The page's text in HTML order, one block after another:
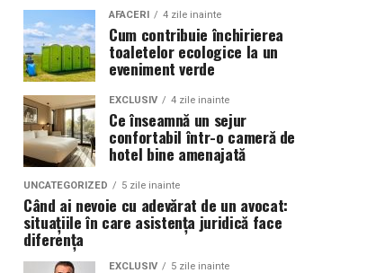
AFACERI 4 zile inainte
Cum contribuie închirierea
toaletelor ecologice la un
eveniment verde
EXCLUSIV 4 zile inainte
Ce înseamnă un sejur
confortabil într-o cameră de
hotel bine amenajată
UNCATEGORIZED 5 zile inainte
Când ai nevoie cu adevărat de un avocat:
situațiile în care asistența juridică face
diferența
EXCLUSIV 5 zile inainte